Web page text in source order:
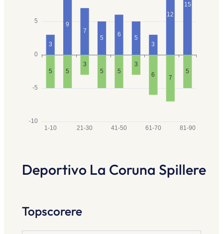
Deportivo La Coruna Spillere
Topscorere